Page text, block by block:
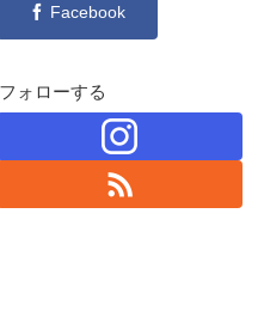
Facebook
ォローする